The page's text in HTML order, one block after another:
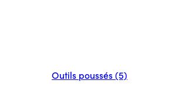
Outils poussés (5)